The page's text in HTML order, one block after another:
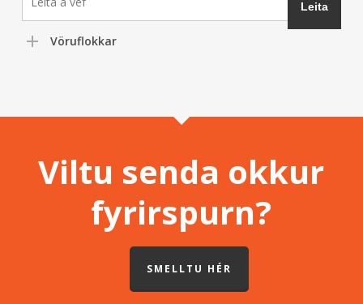
Vöruflokkar
Viltu senda okkur
fyrirspurn?
SMELLTU HÉR